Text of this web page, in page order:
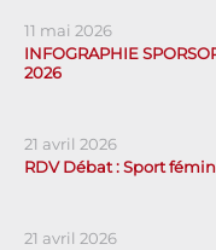
11 mai 2026
INFOGRAPHIE
2026
21 avril 2026
RDV Débat : Sport
21 avril 2026